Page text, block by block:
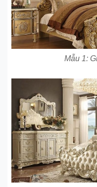
Mẫu 1: